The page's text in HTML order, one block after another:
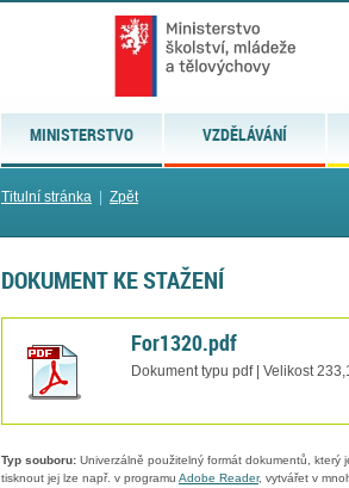
MINISTERSTVO VZDĚLÁVÁNÍ
Titulní stránka Zpět
DOKUMENT KE STAŽENÍ
For1320.pdf
Dokument typu pdf | Velikost
Typ souboru: Univerzálně použitelný formát dokumentů,
tisknout jej lze např. v programu Adobe Reader, vytvářet v